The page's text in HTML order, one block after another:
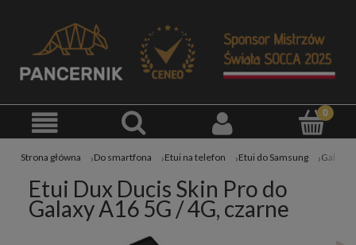
Strona główna Do smartfona Etui na telefon Etui do Samsung Galaxy
Etui Dux Ducis Skin Pro do
Galaxy A16 5G / 4G, czarne